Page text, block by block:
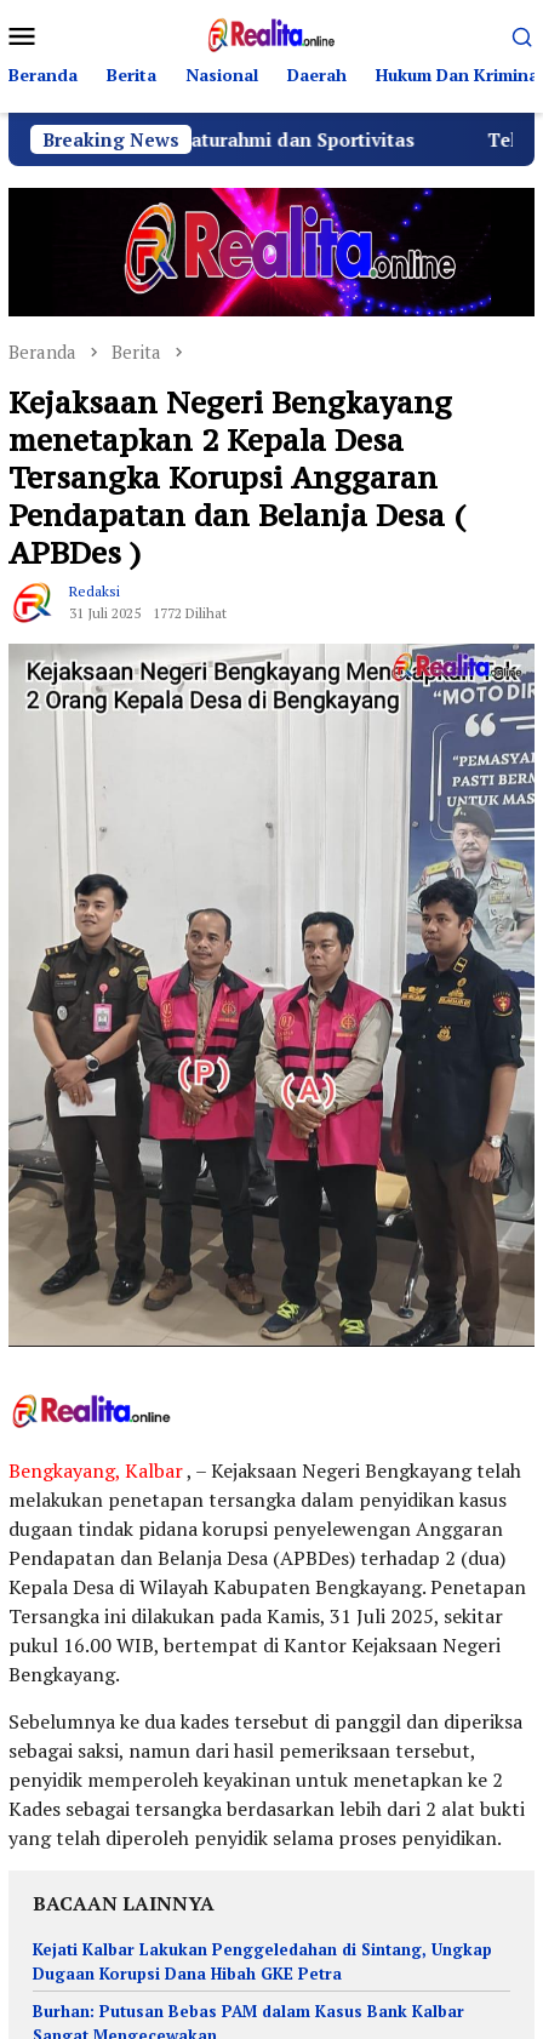
ke
kontenMobile
Beranda Berita Nasional Daerah Hukum Dan Kriminal
Breaking News
Silaturahmi dan Sportivitas Tekan Fatalitas
Beranda Berita
Kejaksaan Negeri Bengkayang
menetapkan 2 Kepala Desa
Tersangka Korupsi Anggaran
Pendapatan dan Belanja Desa (
APBDes )
Redaksi
31 Juli 2025
1772 Dilihat
Bengkayang, Kalbar, – Kejaksaan Negeri Bengkayang telah
melakukan penetapan tersangka dalam penyidikan kasus
dugaan tindak pidana korupsi penyelewengan Anggaran
Pendapatan dan Belanja Desa (APBDes) terhadap 2 (dua)
Kepala Desa di Wilayah Kabupaten Bengkayang. Penetapan
Tersangka ini dilakukan pada Kamis, 31 Juli 2025, sekitar
pukul 16.00 WIB, bertempat di Kantor Kejaksaan Negeri
Bengkayang.
Sebelumnya ke dua kades tersebut di panggil dan diperiksa
sebagai saksi, namun dari hasil pemeriksaan tersebut,
penyidik memperoleh keyakinan untuk menetapkan ke 2
Kades sebagai tersangka berdasarkan lebih dari 2 alat bukti
yang telah diperoleh penyidik selama proses penyidikan.
BACAAN LAINNYA
Kejati Kalbar Lakukan Penggeledahan di Sintang, Ungkap
Dugaan Korupsi Dana Hibah GKE Petra
Burhan: Putusan Bebas PAM dalam Kasus Bank Kalbar